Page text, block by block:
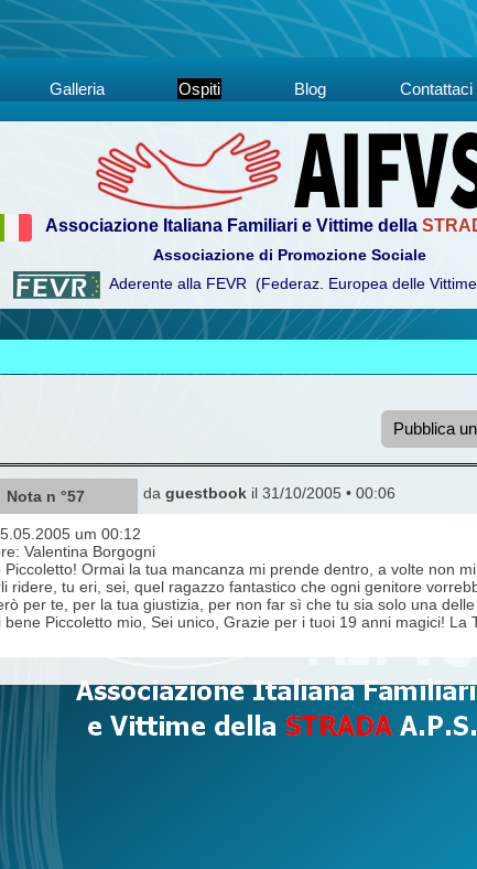
Galleria Ospiti Blog Contattaci
Associazione Italiana Familiari e Vittime della
Associazione di Promozione Sociale
Aderente alla FEVR (Federaz. Europea delle
Pubblica
Nota n °57 da guestbookil 31/10/2005 • 00:06
um 00:12
Valentina Borgogni
Piccoletto! Ormai la tua mancanza mi prende dentro, a volte non
ridere, tu eri, sei, quel ragazzo fantastico che ogni genitore
per te, per la tua giustizia, per non far sì che tu sia solo una
bene Piccoletto mio, Sei unico, Grazie per i tuoi 19 anni magici! La